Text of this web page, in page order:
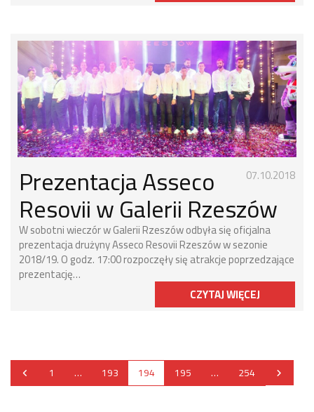
07.10.2018
Prezentacja Asseco
Resovii w Galerii Rzeszów
W sobotni wieczór w Galerii Rzeszów odbyła się oficjalna
prezentacja drużyny Asseco Resovii Rzeszów w sezonie
2018/19. O godz. 17:00 rozpoczęły się atrakcje poprzedzające
prezentację…
CZYTAJ WIĘCEJ
1 … 193 194 195 … 254